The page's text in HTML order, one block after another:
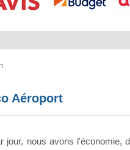
Aéroport
jour, nous avons